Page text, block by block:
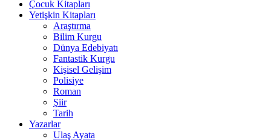
Çocuk Kitapları
Yetişkin Kitapları
Araştırma
Bilim Kurgu
Dünya Edebiyatı
Fantastik Kurgu
Kişisel Gelişim
Polisiye
Roman
Şiir
Tarih
Yazarlar
Ulaş Ayata